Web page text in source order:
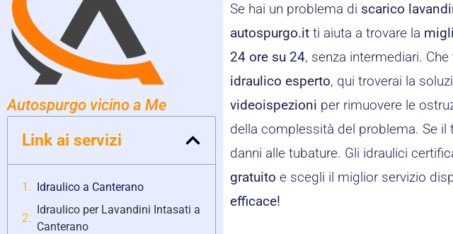
Autospurgo vicino a Me
Link ai servizi
Idraulico a Canterano
Idraulico per Lavandini Intasati a
Canterano
Se hai un problema di scarico
autospurgo.it ti aiuta a trovare la
24 ore su 24, senza intermediari.
idraulico esperto, qui troverai la
videoispezioni per rimuovere le
della complessità del problema. Se
danni alle tubature. Gli idraulici
gratuito e scegli il miglior servizio
efficace!